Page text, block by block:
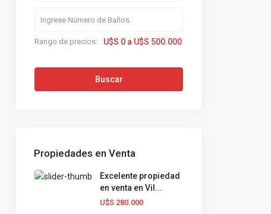
Rango de precios: U$S 0 a U$S 500.000
Buscar
Propiedades en Venta
Excelente propiedad
en venta en Vil...
U$S 280.000